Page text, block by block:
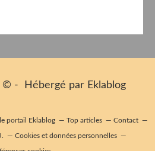
© - Hébergé par Eklablog
portail Eklablog Top articles Contact
Cookies et données personnelles